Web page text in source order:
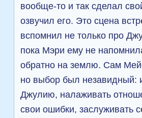
вообще-то и так сделал
озвучил его. Это сцена
вспомнил не только про
пока Мэри ему не
обратно на землю. Сам
но выбор был незавидный:
Джулию, налаживать
свои ошибки, заслуживать